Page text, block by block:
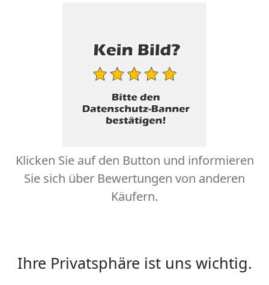
Klicken Sie auf den Button und informieren
Sie sich über Bewertungen von anderen
Käufern.
Ihre Privatsphäre ist uns wichtig.